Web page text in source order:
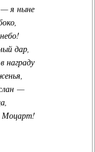
я ныне
дар,
награду
—
Моцарт!